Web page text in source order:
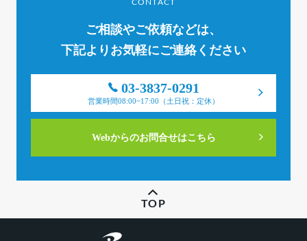
ご相談やご依頼などは、
下記よりお気軽にご連絡ください
03-3837-0291
営業時間08:00~17:00（土日祝：定休）
Webからのお問合せはこちら
TOP